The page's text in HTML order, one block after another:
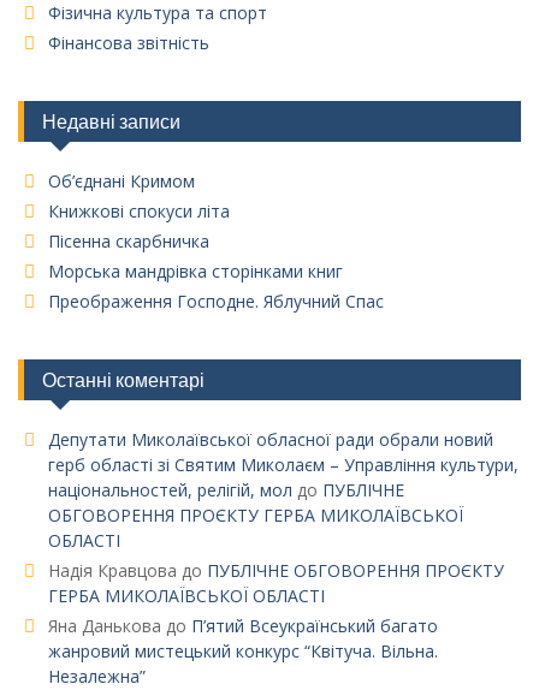
Фізична культура та спорт
Фінансова звітність
Недавні записи
Об’єднані Кримом
Книжкові спокуси літа
Пісенна скарбничка
Морська мандрівка сторінками книг
Преображення Господне. Яблучний Спас
Останні коментарі
Депутати Миколаївської обласної ради обрали новий
герб області зі Святим Миколаєм – Управління культури,
національностей, релігій, мол до ПУБЛІЧНЕ
ОБГОВОРЕННЯ ПРОЄКТУ ГЕРБА МИКОЛАЇВСЬКОЇ
ОБЛАСТІ
Надія Кравцова до ПУБЛІЧНЕ ОБГОВОРЕННЯ ПРОЄКТУ
ГЕРБА МИКОЛАЇВСЬКОЇ ОБЛАСТІ
Яна Данькова до П’ятий Всеукраїнський багато
жанровий мистецький конкурс “Квітуча. Вільна.
Незалежна”